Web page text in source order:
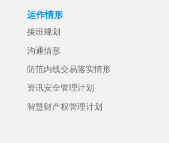
运作情形
接班规划
沟通情形
防范内线交易落实情形
资讯安全管理计划
智慧财产权管理计划